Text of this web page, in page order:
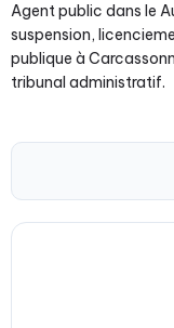
Agent public dans le
suspension,
publique à
tribunal administratif.